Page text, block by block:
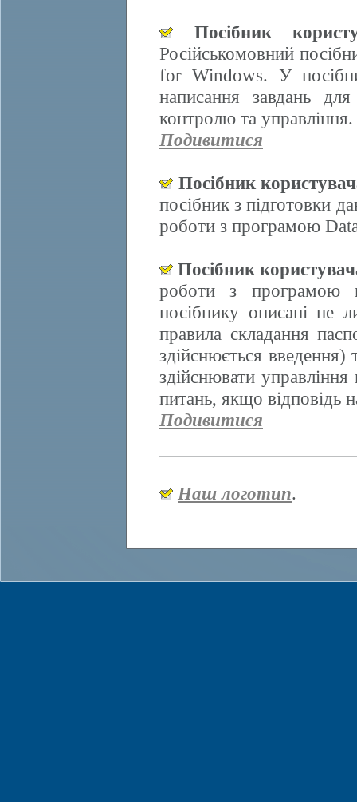
Посібник
Російськомовний
for Windows. У
написання завдань
контролю та управління.
Подивитися
Посібник
посібник з підготовки
роботи з програмою
Посібник
роботи з програмою
посібнику описані не
правила складання
здійснюється
здійснювати
питань, якщо відповідь
Подивитися
Наш логотип.